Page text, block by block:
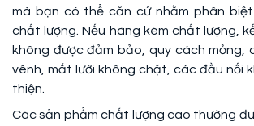
mà bạn có thể căn cứ nhằm phân
chất lượng. Nếu hàng kém chất lượng,
không được đảm bảo, quy cách mỏng,
vênh, mắt lưới không chặt, các đầu nối
thiện.
Các sản phẩm chất lượng cao thường